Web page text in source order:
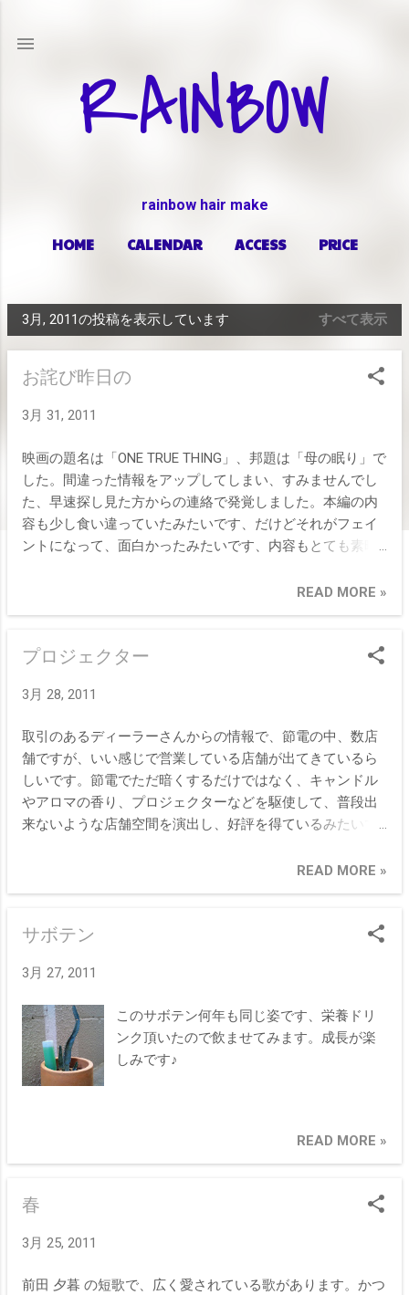
RAINBOW
rainbow hair make
HOME CALENDAR ACCESS
PRICE
投
3月, 2011の投稿を表示しています すべて表示
お詫び昨日の
3月 31, 2011
映画の題名は「ONE TRUE THING」、邦題は「母の眠り」で
した。間違った情報をアップしてしまい、すみませんでし
た、早速探し見た方からの連絡で発覚しました。本編の内
容も少し食い違っていたみたいです、だけどそれがフェイ
ントになって、面白かったみたいです、内容もとても素晴
昧な情報を伝えないように気を付けます。 すみませんでし
READ MORE »
プロジェクター
3月 28, 2011
取引のあるディーラーさんからの情報で、節電の中、数店
舗ですが、いい感じで営業している店舗が出てきているら
しいです。節電でただ暗くするだけではなく、キャンドル
やアロマの香り、プロジェクターなどを駆使して、普段出
来ないような店舗空間を演出し、好評を得ているみたいで
READ MORE »
サボテン
3月 27, 2011
このサボテン何年も同じ姿です、栄養ドリ
ンク頂いたので飲ませてみます。成長が楽
しみです♪
READ MORE »
春
3月 25, 2011
前田 夕暮 の短歌で、広く愛されている歌があります。かつ